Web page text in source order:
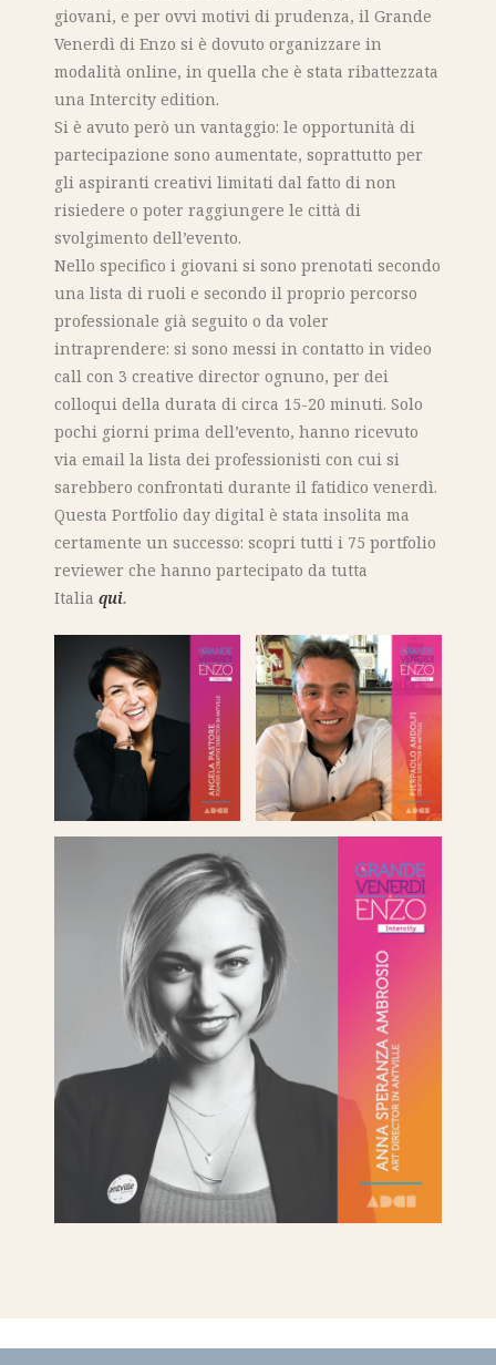
giovani, e per ovvi motivi di prudenza, il Grande
Venerdì di Enzo si è dovuto organizzare in
modalità online, in quella che è stata ribattezzata
una Intercity edition.
Si è avuto però un vantaggio: le opportunità di
partecipazione sono aumentate, soprattutto per
gli aspiranti creativi limitati dal fatto di non
risiedere o poter raggiungere le città di
svolgimento dell’evento.
Nello specifico i giovani si sono prenotati secondo
una lista di ruoli e secondo il proprio percorso
professionale già seguito o da voler
intraprendere: si sono messi in contatto in video
call con 3 creative director ognuno, per dei
colloqui della durata di circa 15-20 minuti. Solo
pochi giorni prima dell’evento, hanno ricevuto
via email la lista dei professionisti con cui si
sarebbero confrontati durante il fatidico venerdì.
Questa Portfolio day digital è stata insolita ma
certamente un successo: scopri tutti i 75 portfolio
reviewer che hanno partecipato da tutta
Italia qui.